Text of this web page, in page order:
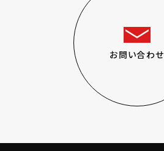
お問い合わせ